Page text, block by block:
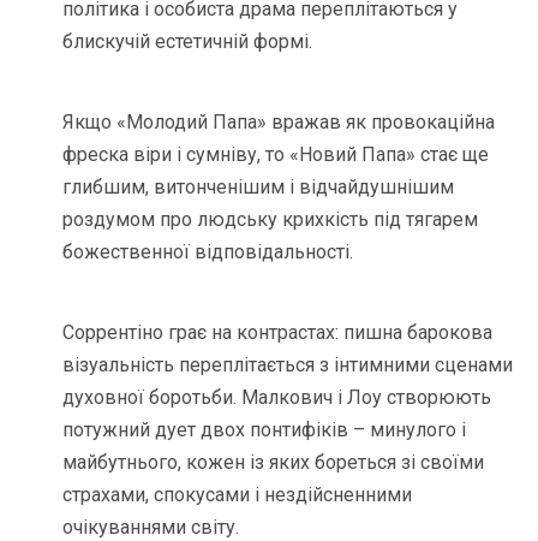
політика і особиста драма переплітаються у
блискучій естетичній формі.
Якщо «Молодий Папа» вражав як провокаційна
фреска віри і сумніву, то «Новий Папа» стає ще
глибшим, витонченішим і відчайдушнішим
роздумом про людську крихкість під тягарем
божественної відповідальності.
Соррентіно грає на контрастах: пишна барокова
візуальність переплітається з інтимними сценами
духовної боротьби. Малкович і Лоу створюють
потужний дует двох понтифіків – минулого і
майбутнього, кожен із яких бореться зі своїми
страхами, спокусами і нездійсненними
очікуваннями світу.